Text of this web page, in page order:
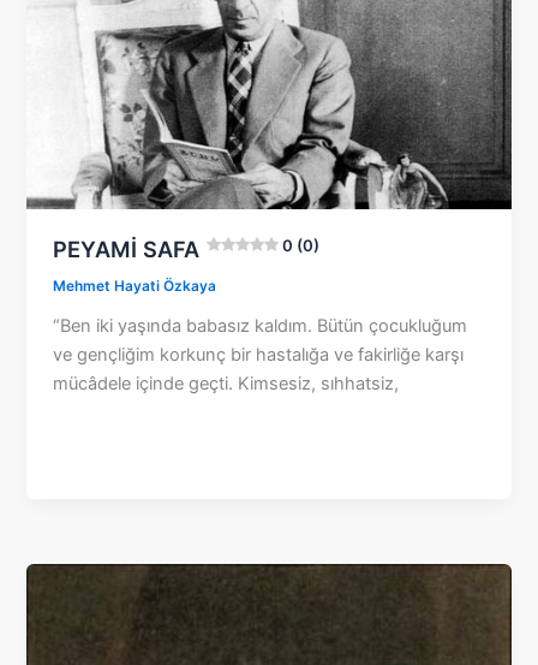
PEYAMİ SAFA 0 (0)
Mehmet Hayati Özkaya
“Ben iki yaşında babasız kaldım. Bütün çocukluğum
ve gençliğim korkunç bir hastalığa ve fakirliğe karşı
mücâdele içinde geçti. Kimsesiz, sıhhatsiz,